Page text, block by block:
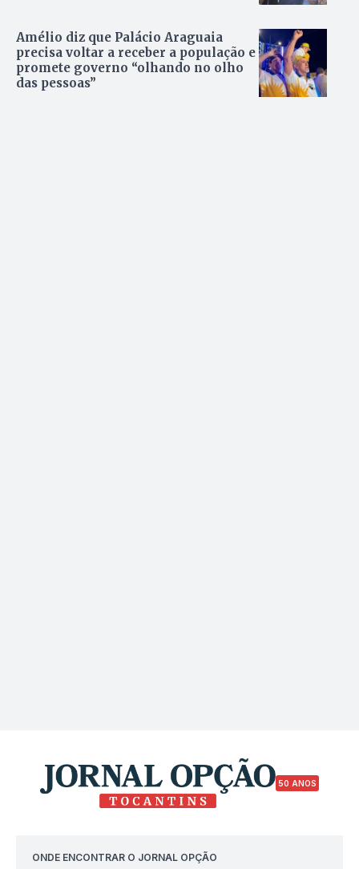
Amélio diz que Palácio Araguaia
precisa voltar a receber a população e
promete governo “olhando no olho
das pessoas”
50 ANOS
ONDE ENCONTRAR O JORNAL OPÇÃO